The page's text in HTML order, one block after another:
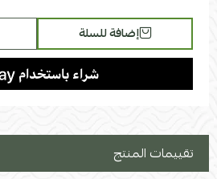
إضافة للسلة
تقييمات المنتج